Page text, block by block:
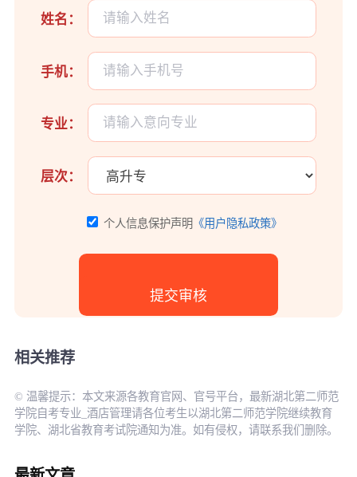
姓名：
手机：
专业：
层次：
个人信息保护声明 《用户隐私政策》
相关推荐
© 温馨提示：本文来源各教育官网、官号平台，最新湖北第二师范
学院自考专业_酒店管理请各位考生以湖北第二师范学院继续教育
学院、湖北省教育考试院通知为准。如有侵权，请联系我们删除。